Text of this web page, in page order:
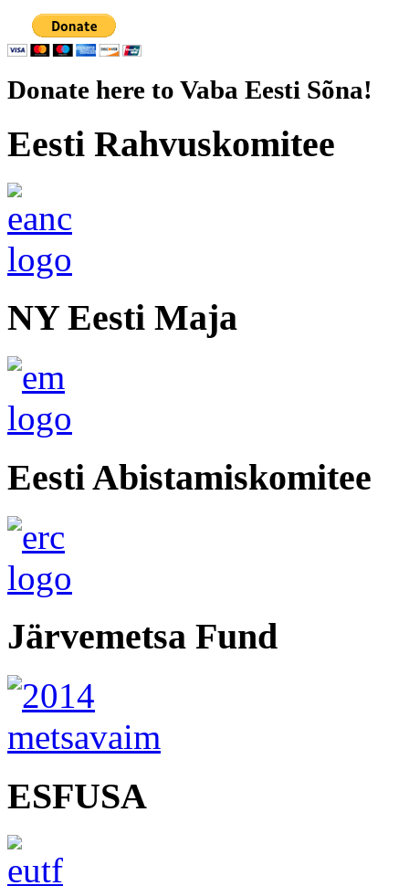
Donate here to Vaba Eesti Sõna!
Eesti Rahvuskomitee
NY Eesti Maja
Eesti Abistamiskomitee
Järvemetsa Fund
ESFUSA